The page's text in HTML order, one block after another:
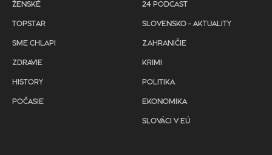
ŽENSKÉ
TOPSTAR
SME CHLAPI
ZDRAVIE
HISTORY
POČASIE
24 PODCAST
SLOVENSKO - AKTUALITY
ZAHRANIČIE
KRIMI
POLITIKA
EKONOMIKA
SLOVÁCI V EÚ